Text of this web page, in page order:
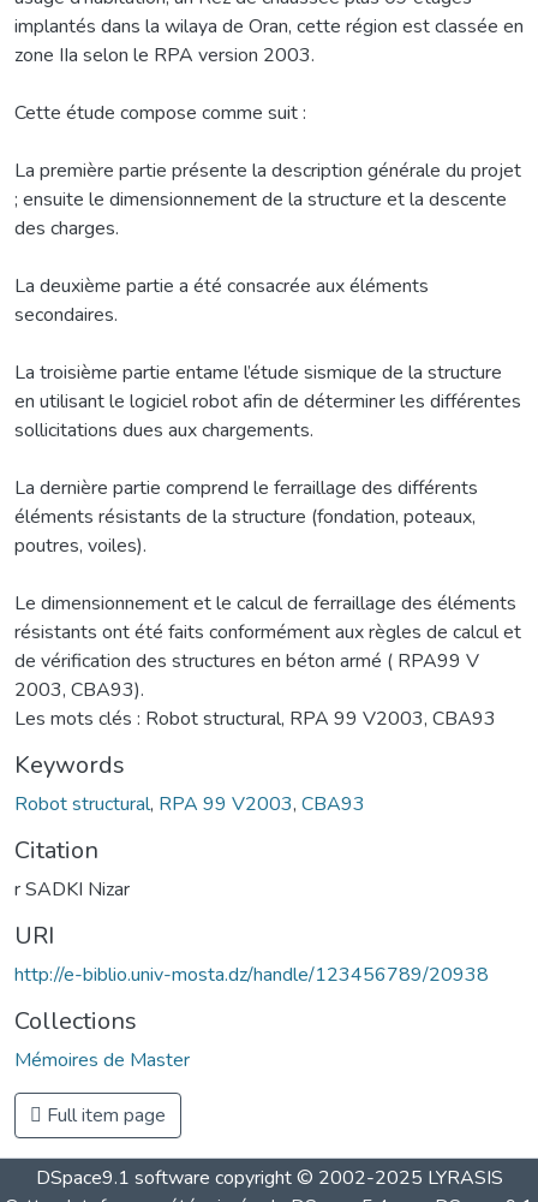
implantés dans la wilaya de Oran, cette région est classée en
zone IIa selon le RPA version 2003.
Cette étude compose comme suit :
La première partie présente la description générale du projet
; ensuite le dimensionnement de la structure et la descente
des charges.
La deuxième partie a été consacrée aux éléments
secondaires.
La troisième partie entame l’étude sismique de la structure
en utilisant le logiciel robot afin de déterminer les différentes
sollicitations dues aux chargements.
La dernière partie comprend le ferraillage des différents
éléments résistants de la structure (fondation, poteaux,
poutres, voiles).
Le dimensionnement et le calcul de ferraillage des éléments
résistants ont été faits conformément aux règles de calcul et
de vérification des structures en béton armé ( RPA99 V
2003, CBA93).
Les mots clés : Robot structural, RPA 99 V2003, CBA93
Keywords
Robot structural, RPA 99 V2003, CBA93
Citation
r SADKI Nizar
URI
http://e-biblio.univ-mosta.dz/handle/123456789/20938
Collections
Mémoires de Master
Full item page
DSpace9.1 software copyright © 2002-2025 LYRASIS